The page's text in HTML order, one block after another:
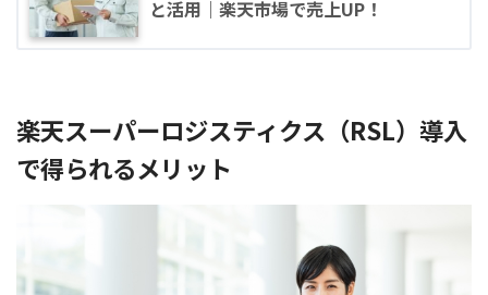
と活用｜楽天市場で売上UP！
楽天スーパーロジスティクス（RSL）導入
で得られるメリット